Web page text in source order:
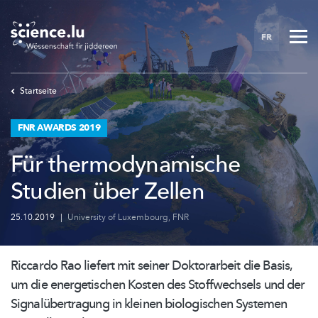
to
main
content
FR
Startseite
FNR AWARDS 2019
Für thermodynamische
Studien über Zellen
25.10.2019 | University of Luxembourg, FNR
Riccardo Rao liefert mit seiner Doktorarbeit die Basis,
um die energetischen Kosten des Stoffwechsels und der
Signalübertragungin kleinen biologischen Systemen